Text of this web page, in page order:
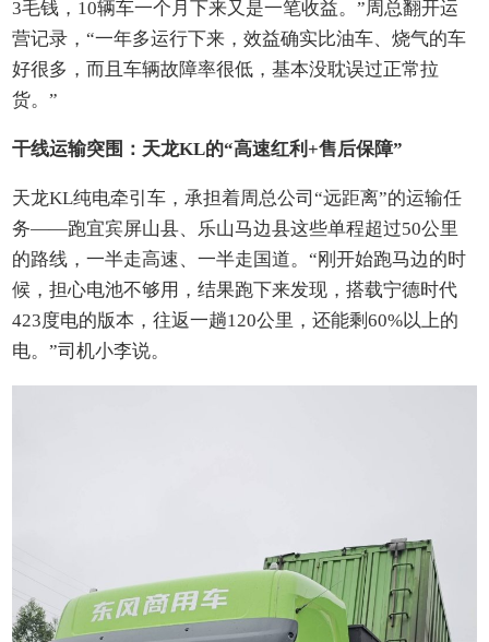
3毛钱，10辆车一个月下来又是一笔收益。”周总翻开运
营记录，“一年多运行下来，效益确实比油车、烧气的车
好很多，而且车辆故障率很低，基本没耽误过正常拉
货。”
干线运输突围：天龙KL的“高速红利+售后保障”
天龙KL纯电牵引车，承担着周总公司“远距离”的运输任
务——跑宜宾屏山县、乐山马边县这些单程超过50公里
的路线，一半走高速、一半走国道。“刚开始跑马边的时
候，担心电池不够用，结果跑下来发现，搭载宁德时代
423度电的版本，往返一趟120公里，还能剩60%以上的
电。”司机小李说。